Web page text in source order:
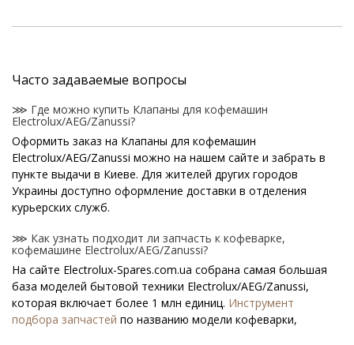
Часто задаваемые вопросы
⋙ Где можно купить Клапаны для кофемашин
Electrolux/AEG/Zanussi?
Оформить заказ на Клапаны для кофемашин
Electrolux/AEG/Zanussi можно на нашем сайте и забрать в
пункте выдачи в Киеве. Для жителей других городов
Украины доступно оформление доставки в отделения
курьерских служб.
⋙ Как узнать подходит ли запчасть к кофеварке,
кофемашине Electrolux/AEG/Zanussi?
На сайте Electrolux-Spares.com.ua собрана самая большая
база моделей бытовой техники Electrolux/AEG/Zanussi,
которая включает более 1 млн единиц. Инструмент
подбора запчастей по названию модели кофеварки,